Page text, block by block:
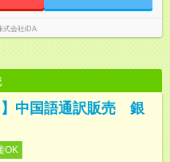
式会社iDA
】中国語通訳販売 銀
OK